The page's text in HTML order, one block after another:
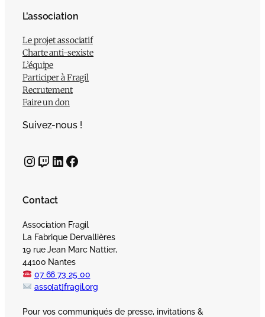
L’association
Le projet associatif
Charte anti-sexiste
L’équipe
Participer à Fragil
Recrutement
Faire un don
Suivez-nous !
InstagramTwitch LinkedIn Facebook
Contact
Association Fragil
La Fabrique Dervallières
19 rue Jean Marc Nattier,
44100 Nantes
07 66 73 25 00
asso[at]fragil.org
Pour vos communiqués de presse, invitations &